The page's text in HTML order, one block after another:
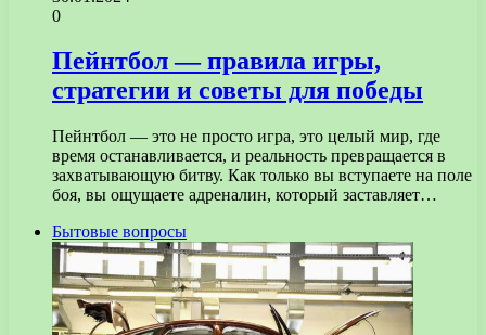
0
Пейнтбол — правила игры,
стратегии и советы для победы
Пейнтбол — это не просто игра, это целый мир, где
время останавливается, и реальность превращается в
захватывающую битву. Как только вы вступаете на поле
боя, вы ощущаете адреналин, который заставляет…
Бытовые вопросы